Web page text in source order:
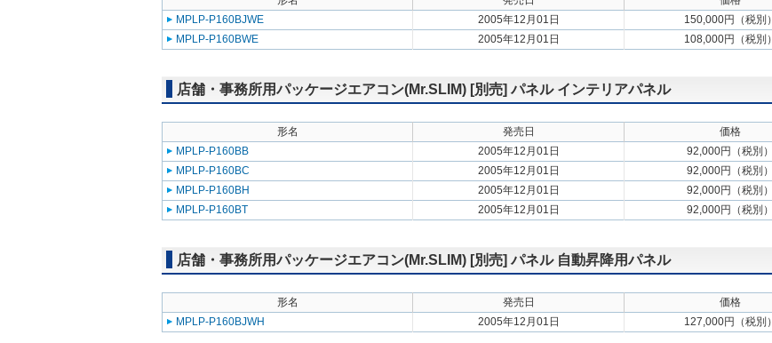
MPLP-P160BJWE
2005年12月01日
150,000円（税別）
MPLP-P160BWE
2005年12月01日 108,000円（税別）
店舗・事務所用パッケージエアコン(Mr.SLIM) [別売] パネル インテリアパネル
形名 発売日
価格
MPLP-P160BB
2005年12月01日
92,000円（税別）
MPLP-P160BC
2005年12月01日
92,000円（税別）
MPLP-P160BH
2005年12月01日
92,000円（税別）
MPLP-P160BT
2005年12月01日 92,000円（税別）
店舗・事務所用パッケージエアコン(Mr.SLIM) [別売] パネル 自動昇降用パネル
形名 発売日
価格
MPLP-P160BJWH
2005年12月01日 127,000円（税別）